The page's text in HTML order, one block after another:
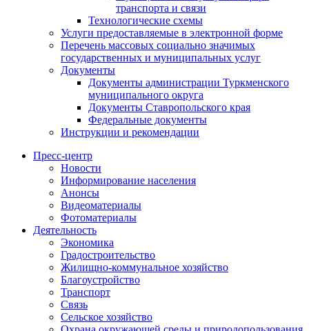
транспорта и связи
Технологические схемы
Услуги предоставляемые в электронной форме
Перечень массовых социально значимых
государственных и муниципальных услуг
Документы
Документы администрации Туркменского
муниципального округа
Документы Ставропольского края
Федеральные документы
Инструкции и рекомендации
Пресс-центр
Новости
Информирование населения
Анонсы
Видеоматериалы
Фотоматериалы
Деятельность
Экономика
Градостроительство
Жилищно-коммунальное хозяйство
Благоустройство
Транспорт
Связь
Сельское хозяйство